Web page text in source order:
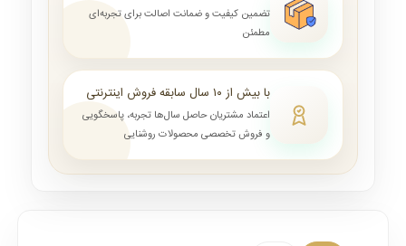
تضمین کیفیت و ضمانت اصالت برای تجربه‌ای
مطمئن
با بیش از ۱۰ سال سابقه فروش اینترنتی
اعتماد مشتریان حاصل سال‌ها تجربه، پاسخگویی
و فروش تخصصی محصولات روشنایی